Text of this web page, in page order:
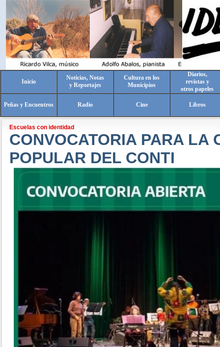
Inicio
Noticias, Notas
y Reportajes
Cultura en los
Municipios
Diarios,
revistas y
otros papeles
Peñas y Encuentros Radio Cine Libros
Escuelas con identidad
CONVOCATORIA PARA LA
POPULAR DEL CONTI